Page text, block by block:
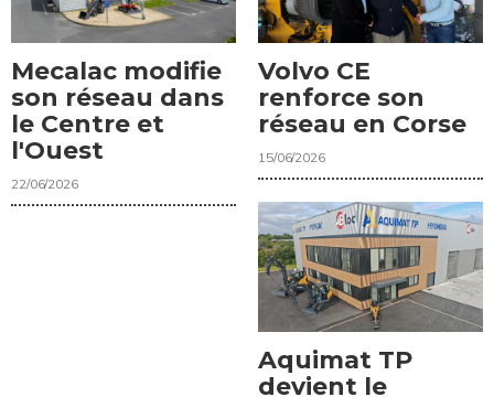
Mecalac modifie
son réseau dans
le Centre et
l'Ouest
22/06/2026
Volvo CE
renforce son
réseau en Corse
15/06/2026
Aquimat TP
devient le